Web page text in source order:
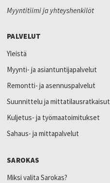
Myyntitiimi ja yhteyshenkilöt
PALVELUT
Yleistä
Myynti- ja asiantuntijapalvelut
Remontti- ja asennuspalvelut
Suunnittelu ja mittatilausratkaisut
Kuljetus- ja työmaatoimitukset
Sahaus- ja mittapalvelut
SAROKAS
Miksi valita Sarokas?